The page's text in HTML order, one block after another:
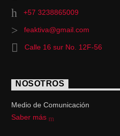
+57 3238865009
feaktiva@gmail.com
Calle 16 sur No. 12F-56
NOSOTROS
Medio de Comunicación
Saber más